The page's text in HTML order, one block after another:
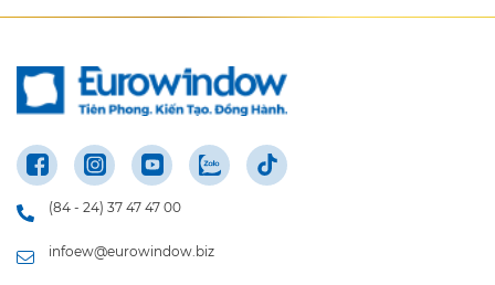
(84 - 24) 37 47 47 00
infoew@eurowindow.biz